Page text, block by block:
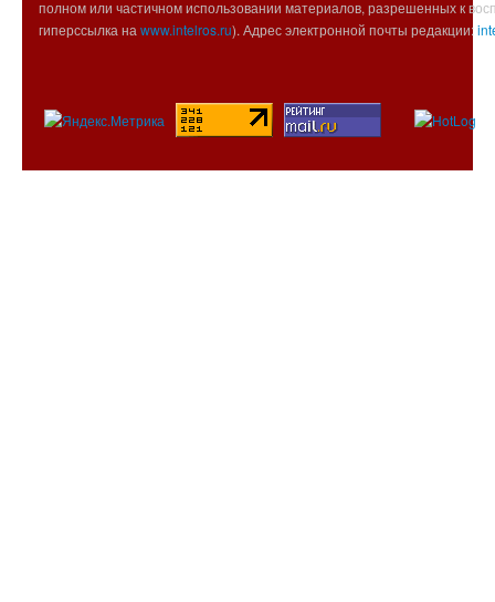
полном или частичном использовании материалов, разрешенных к
гиперссылка на www.intelros.ru). Адрес электронной почты редакции: